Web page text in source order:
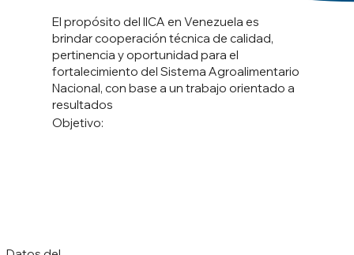
Objetivo:
El propósito del IICA en Venezuela es
brindar cooperación técnica de calidad,
pertinencia y oportunidad para el
fortalecimiento del Sistema Agroalimentario
Nacional, con base a un trabajo orientado a
resultados